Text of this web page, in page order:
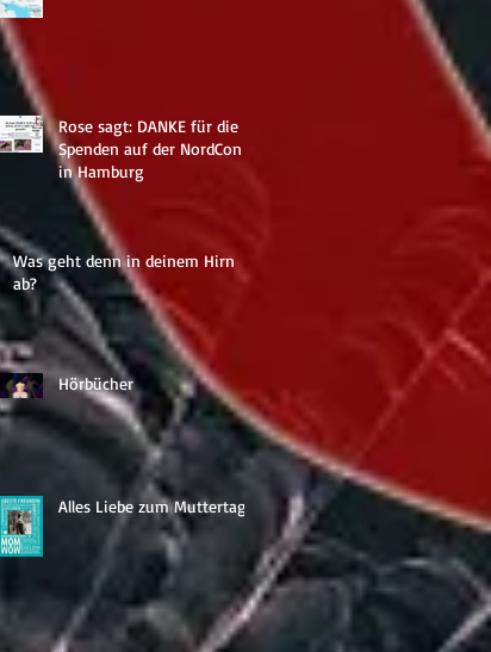
Rose sagt: DANKE für die
Spenden auf der NordCon
in Hamburg
Was geht denn in deinem Hirn
ab?
Hörbücher
Alles Liebe zum Muttertag!